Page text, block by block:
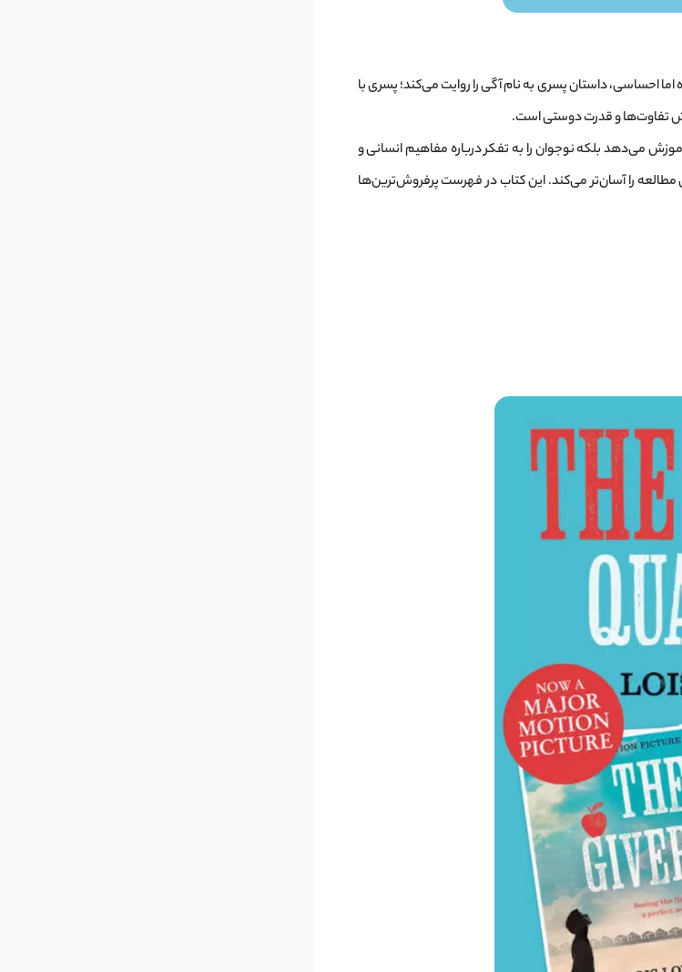
اما احساسی، داستان پسری به نام آگی را روایت می‌کند؛ پسری با
تفاوت‌ها و قدرت دوستی است.
می‌دهد بلکه نوجوان را به تفکر درباره مفاهیم انسانی و
را آسان‌تر می‌کند. این کتاب در فهرست پرفروش‌ترین‌ها